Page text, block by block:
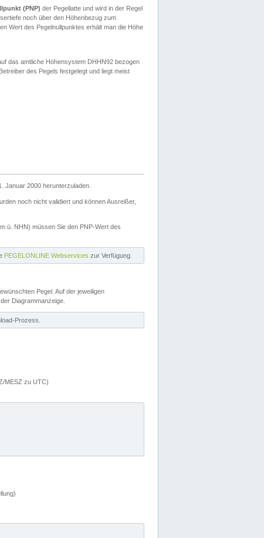
(PNP) der Pegellatte und wird in der Regel
noch über den Höhenbezug zum
Wert des Pegelnullpunktes erhält man die Höhe
das amtliche Höhensystem DHHN92 bezogen
des Pegels festgelegt und liegt meist
Januar 2000 herunterzuladen.
noch nicht validiert und können Ausreißer,
ü. NHN) müssen Sie den PNP-Wert des
PEGELONLINE Webservices zur Verfügung.
Pegel. Auf der jeweiligen
Diagrammanzeige.
Prozess.
MESZ zu UTC)